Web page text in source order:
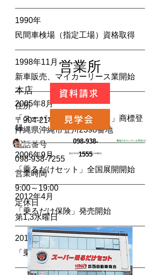
1990年
民間車検場（指定工場）資格取得
1998年11月
新車販売、マイカーリース業開始
2005年8月
「スーパー乗るだけセット」商標登
録
2006年9月
「乗るだけセット」全国展開開始
2012年4月
「乗るだけ保険」発売開始
2014年8月
「乗るだけ保証」発売開始
営業所
本店
住所
〒904-2142
沖縄県沖縄市登川2398番地
​電話番号
098-938-7255
営業時間
9:00～19:00
定休日
第1,3水曜日
資料請求
見学会
お気軽に
​お問合せくださ
い
098-938-
1555
受付:平日9~17時(定休日:第1,3水曜日)
​最短1分カンタンお問合せ!